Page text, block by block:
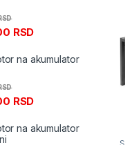
RSD
na akumulator
RSD
na akumulator